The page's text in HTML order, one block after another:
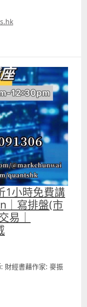
1小時免費講
｜寫排盤(市
易｜
財經書藉作家: 麥振